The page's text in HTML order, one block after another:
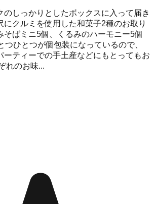
のしっかりとしたボックスに入って届き
にクルミを使用した和菓子2種のお取り
そばミニ5個、くるみのハーモニー5個
つひとつが個包装になっているので、
ーティーでの手土産などにもとってもお
れのお味...